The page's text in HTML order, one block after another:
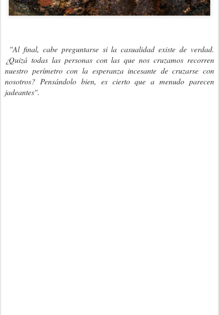
"Al final, cabe preguntarse si la casualidad existe de verdad.
¿Quizá todas las personas con las que nos cruzamos recorren
nuestro perímetro con la esperanza incesante de cruzarse con
nosotros? Pensándolo bien, es cierto que a menudo parecen
jadeantes".